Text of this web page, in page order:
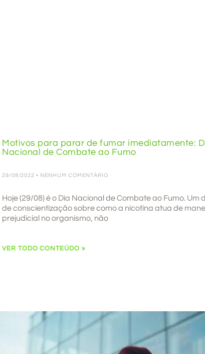
Motivos para parar de fumar imediatamente:
Nacional de Combate ao Fumo
29/08/2022 NENHUM COMENTÁRIO
Hoje (29/08) é o Dia Nacional de Combate ao Fumo. Um
de conscientização sobre como a nicotina atua de
prejudicial no organismo, não
VER TODO CONTEÚDO »